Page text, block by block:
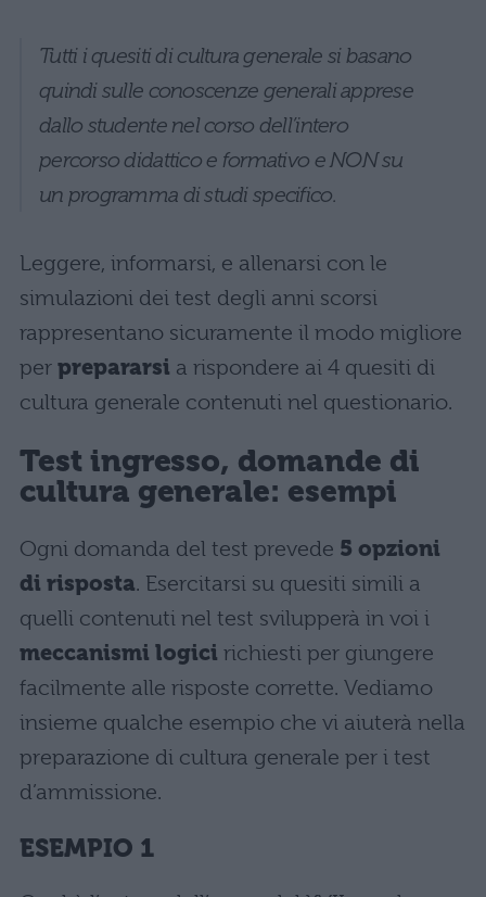
Tutti i quesiti di cultura generale si basano
quindi sulle conoscenze generali apprese
dallo studente nel corso dell’intero
percorso didattico e formativo e NON su
un programma di studi specifico.
Leggere, informarsi, e allenarsi con le
simulazioni dei test degli anni scorsi
rappresentano sicuramente il modo migliore
per prepararsi a rispondere ai 4 quesiti di
cultura generale contenuti nel questionario.
Test ingresso, domande di
cultura generale: esempi
Ogni domanda del test prevede 5 opzioni
di risposta. Esercitarsi su quesiti simili a
quelli contenuti nel test svilupperà in voi i
meccanismi logici richiesti per giungere
facilmente alle risposte corrette. Vediamo
insieme qualche esempio che vi aiuterà nella
preparazione di cultura generale per i test
d’ammissione.
ESEMPIO 1